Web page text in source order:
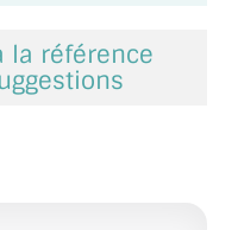
la référence